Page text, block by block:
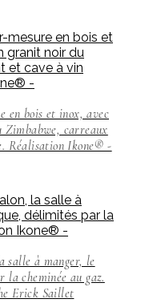
en bois et inox, avec
carreaux
Réalisation Ikone® -
salle à manger, le
la cheminée au gaz.
Erick Saillet